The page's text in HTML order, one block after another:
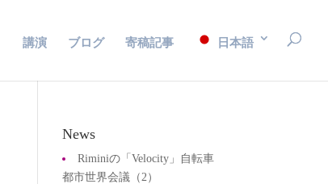
講演 ブログ 寄稿記事 日本語
News
Riminiの「Velocity」自転車
都市世界会議（2）